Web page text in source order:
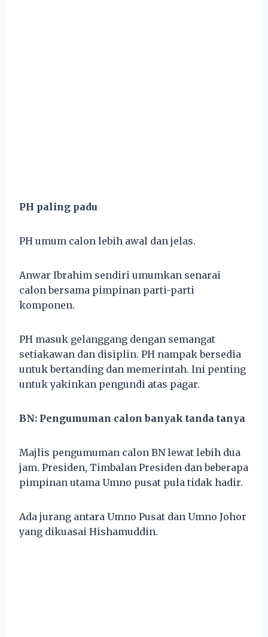
PH paling padu
PH umum calon lebih awal dan jelas.
Anwar Ibrahim sendiri umumkan senarai
calon bersama pimpinan parti-parti
komponen.
PH masuk gelanggang dengan semangat
setiakawan dan disiplin. PH nampak bersedia
untuk bertanding dan memerintah. Ini penting
untuk yakinkan pengundi atas pagar.
BN: Pengumuman calon banyak tanda tanya
Majlis pengumuman calon BN lewat lebih dua
jam. Presiden, Timbalan Presiden dan beberapa
pimpinan utama Umno pusat pula tidak hadir.
Ada jurang antara Umno Pusat dan Umno Johor
yang dikuasai Hishamuddin.